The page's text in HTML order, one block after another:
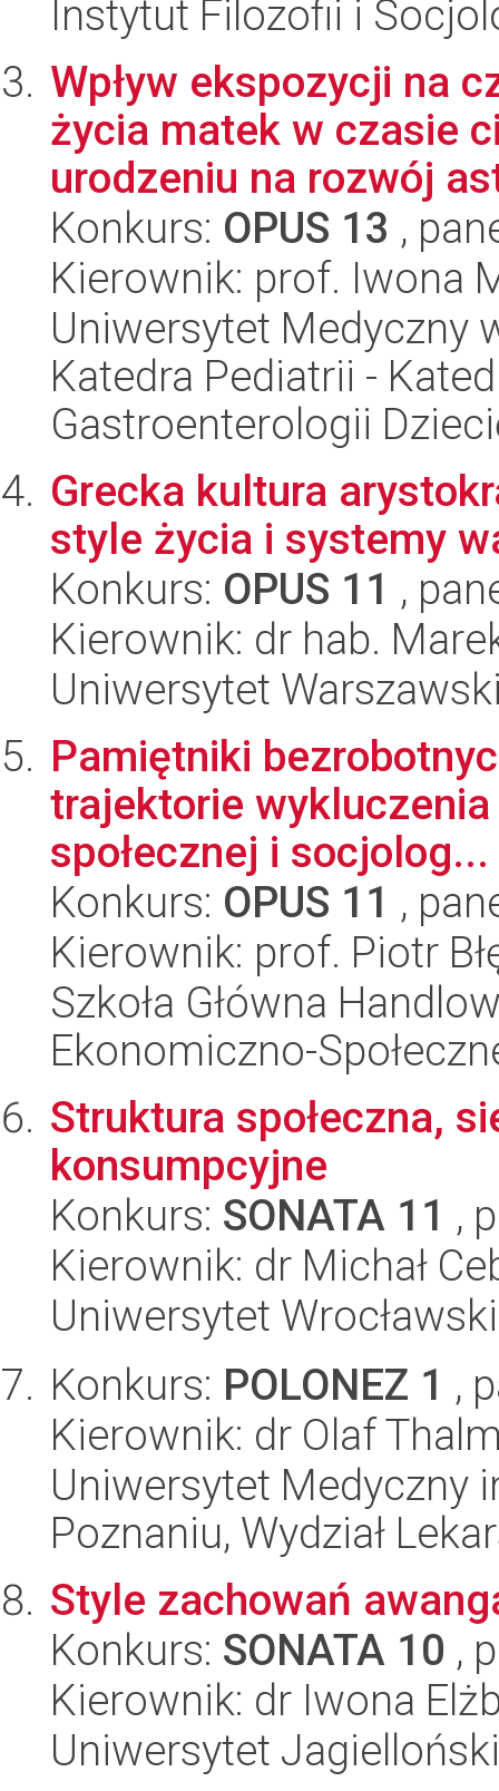
Instytut Filozofii i
Wpływ ekspozycji na
życia matek w czasie
urodzeniu na rozwój
Konkurs: OPUS 13 ,
Kierownik: prof. Iwona
Uniwersytet Medyczny
Katedra Pediatrii -
Gastroenterologii
Grecka kultura
style życia i systemy
Konkurs: OPUS 11 ,
Kierownik: dr hab.
Uniwersytet
Pamiętniki
trajektorie
społecznej i socjolog...
Konkurs: OPUS 11 ,
Kierownik: prof. Piotr
Szkoła Główna
Ekonomiczno-
Struktura społeczna,
konsumpcyjne
Konkurs: SONATA 11 ,
Kierownik: dr Michał
Uniwersytet
Konkurs: POLONEZ 1 ,
Kierownik: dr Olaf
Uniwersytet Medyczny
Poznaniu, Wydział
Style zachowań
Konkurs: SONATA 10 ,
Kierownik: dr Iwona
Uniwersytet